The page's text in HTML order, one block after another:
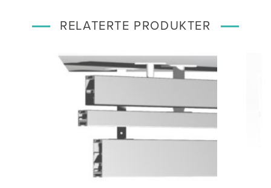
RELATERTE PRODUKTER